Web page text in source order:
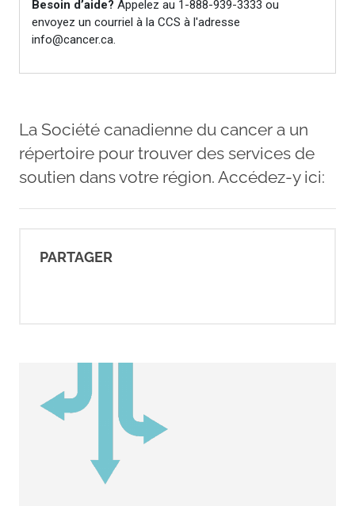
with-cancer/coping-with-
changes/planning-for-the-
La Société canadienne du cancer a un
répertoire pour trouver des services de
soutien dans votre région. Accédez-y ici:
PARTAGER